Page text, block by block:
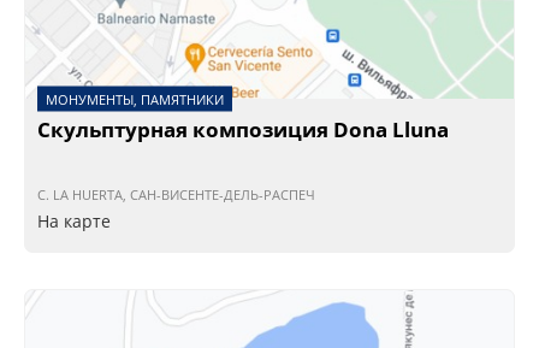
МОНУМЕНТЫ, ПАМЯТНИКИ
Скульптурная композиция Dona Lluna
C. LA HUERTA, САН-ВИСЕНТЕ-ДЕЛЬ-РАСПЕЧ
На карте